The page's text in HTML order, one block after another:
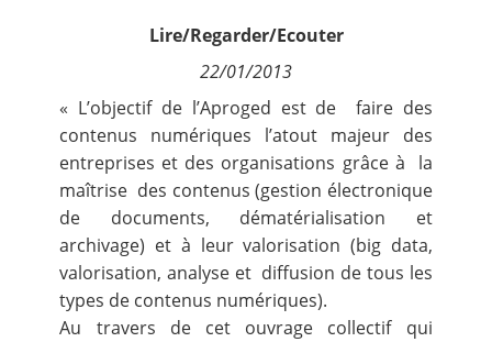
Nous suivre
Lire/Regarder/Ecouter
22/01/2013
« L’objectif de l’Aproged est de faire des
contenus numériques l’atout majeur des
entreprises et des organisations grâce à la
maîtrise des contenus (gestion électronique
de documents, dématérialisation et
archivage) et à leur valorisation (big data,
valorisation, analyse et diffusion de tous les
types de contenus numériques).
Au travers de cet ouvrage collectif qui